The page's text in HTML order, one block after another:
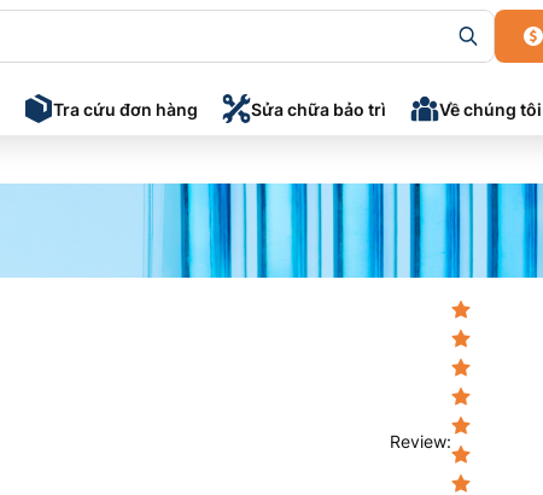
Tra cứu đơn hàng Sửa chữa bảo trì Về chúng tôi
Review: